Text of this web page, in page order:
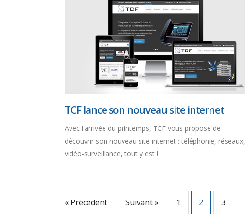
TCF lance son nouveau site internet
Avec l'arrivée du printemps, TCF vous propose de
découvrir son nouveau site internet : téléphonie, réseaux,
vidéo-surveillance, tout y est !
« Précédent Suivant » 1 2 3